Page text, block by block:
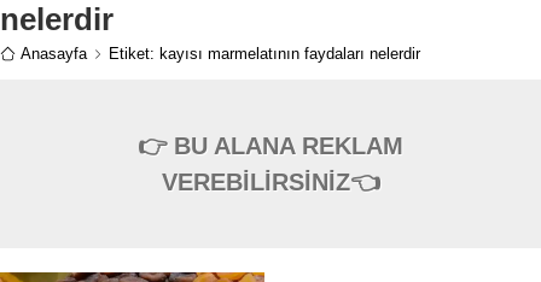
nelerdir
Anasayfa Etiket: kayısı marmelatının faydaları nelerdir
👉 BU ALANA REKLAM
VEREBİLİRSİNİZ👈